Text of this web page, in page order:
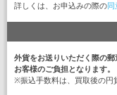
詳しくは、お申込みの際の
外貨をお送りいただく際の
お客様のご負担となります。
※振込手数料は、買取後の円